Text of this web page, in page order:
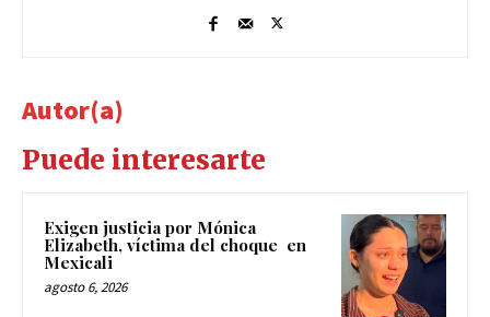
Autor(a)
Puede interesarte
Exigen justicia por Mónica
Elizabeth, víctima del choque en
Mexicali
agosto 6, 2026